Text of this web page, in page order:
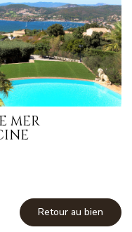
N°10
N°11
Fréjus
MER
Retour au bien